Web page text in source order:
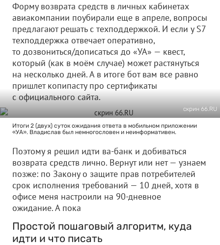
Форму возврата средств в личных кабинетах
авиакомпании поубирали еще в апреле, вопросы
предлагают решать с техподдержкой. И если у S7
техподдержка отвечает оперативно,
то дозвониться/дописаться до «УА» — квест,
который (как в моём случае) может растянуться
на несколько дней. А в итоге бот вам все равно
пришлет копипасту про сертификаты
с официального сайта.
скрин 66.RU
Итоги 2 (двух) суток ожидания ответа в мобильном приложении
«УА». Владислав был немногословен и неинформативен.
Поэтому я решил идти ва-банк и добиваться
возврата средств лично. Вернут или нет — узнаем
позже: по Закону о защите прав потребителей
срок исполнения требований — 10 дней, хотя в
офисе меня настроили на 90-дневное
ожидание. А пока
Простой пошаговый алгоритм, куда
идти и что писать